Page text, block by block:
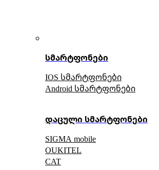
სმარტფონები
IOS სმარტფონები
Android სმარტფონები
დაცული სმარტფონები
SIGMA mobile
OUKITEL
CAT